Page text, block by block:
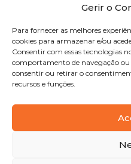
Gerir o
Para fornecer as melhores
cookies para armazenar e/ou
Consentir com essas tecnologias
comportamento de navegação ou
consentir ou retirar o
recursos e funções.
Copyright © 2025 Sabores
reservadosPolítica de
Designed byShift Your